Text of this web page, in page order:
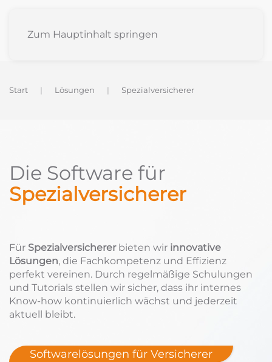
Zum Hauptinhalt springen
Start Lösungen Spezialversicherer
Die Software für
Spezialversicherer
Für Spezialversichererbieten wir innovative
Lösungen, die Fachkompetenz und Effizienz
perfekt vereinen. Durch regelmäßige Schulungen
und Tutorials stellen wir sicher, dass ihr internes
Know-how kontinuierlich wächst und jederzeit
aktuell bleibt.
Softwarelösungen für Versicherer